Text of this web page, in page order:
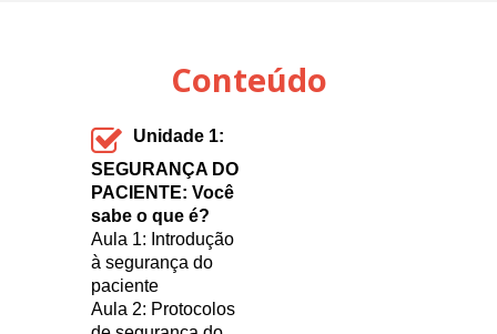
Conteúdo
Unidade 1:
SEGURANÇA DO
PACIENTE:Você
sabe o que é?
Aula 1: Introdução
à segurança do
paciente
Aula 2: Protocolos